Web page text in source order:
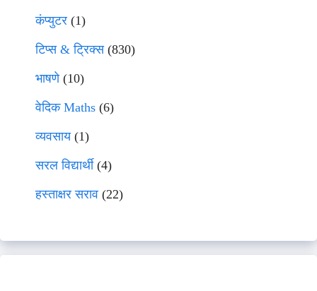
कंप्युटर (1)
टिप्स & ट्रिक्स(830)
भाषणे(10)
वेदिक Maths (6)
व्यवसाय(1)
सरल विद्यार्थी(4)
हस्ताक्षर सराव (22)